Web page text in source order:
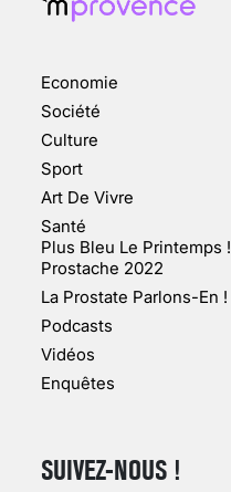
Economie
Société
Culture
Sport
Art De Vivre
Santé
Plus Bleu Le Printemps !
Prostache 2022
La Prostate Parlons-En !
Podcasts
Vidéos
Enquêtes
SUIVEZ-NOUS !